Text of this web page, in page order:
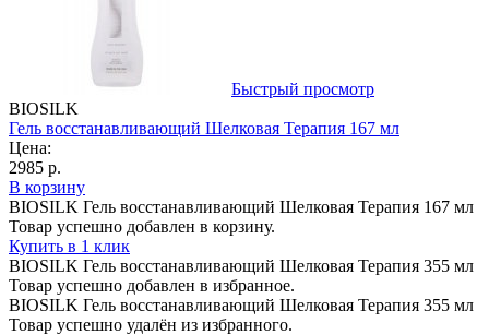
Быстрый просмотр
BIOSILK
Гель восстанавливающий Шелковая Терапия 167 мл
Цена:
2985 р.
В корзину
BIOSILK Гель восстанавливающий Шелковая Терапия 167 мл
Товар успешно добавлен в корзину.
Купить в 1 клик
BIOSILK Гель восстанавливающий Шелковая Терапия 355 мл
Товар успешно добавлен в избранное.
BIOSILK Гель восстанавливающий Шелковая Терапия 355 мл
Товар успешно удалён из избранного.